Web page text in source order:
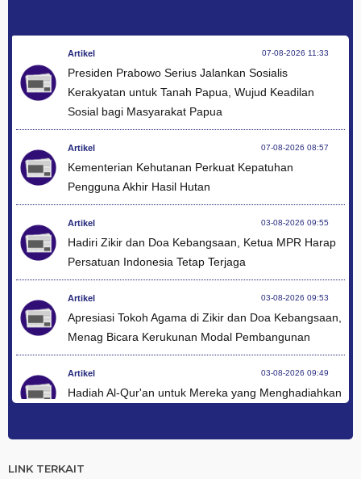
Artikel 07-08-2026 11:33
Presiden Prabowo Serius Jalankan Sosialis
Kerakyatan untuk Tanah Papua, Wujud Keadilan
Sosial bagi Masyarakat Papua
Artikel 07-08-2026 08:57
Kementerian Kehutanan Perkuat Kepatuhan
Pengguna Akhir Hasil Hutan
Artikel 03-08-2026 09:55
Hadiri Zikir dan Doa Kebangsaan, Ketua MPR Harap
Persatuan Indonesia Tetap Terjaga
Artikel 03-08-2026 09:53
Apresiasi Tokoh Agama di Zikir dan Doa Kebangsaan,
Menag Bicara Kerukunan Modal Pembangunan
Artikel 03-08-2026 09:49
Hadiah Al-Qur'an untuk Mereka yang Menghadiahkan
Ini Teks Lengkap Doa Kebangsaan Umat Kristen
LINK TERKAIT